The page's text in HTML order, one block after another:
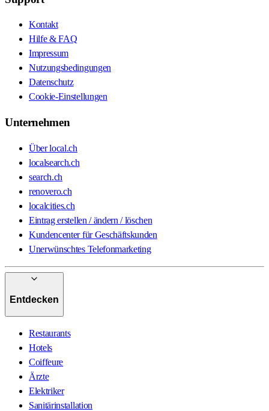
Kontakt
Hilfe & FAQ
Impressum
Nutzungsbedingungen
Datenschutz
Cookie-Einstellungen
Unternehmen
Über local.ch
localsearch.ch
search.ch
renovero.ch
localcities.ch
Eintrag erstellen / ändern / löschen
Kundencenter für Geschäftskunden
Unerwünschtes Telefonmarketing
Entdecken
Restaurants
Hotels
Coiffeure
Ärzte
Elektriker
Sanitärinstallation